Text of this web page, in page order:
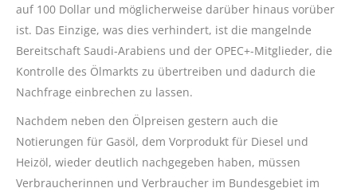
auf 100 Dollar und möglicherweise darüber hinaus vorüber
ist. Das Einzige, was dies verhindert, ist die mangelnde
Bereitschaft Saudi-Arabiens und der OPEC+-Mitglieder, die
Kontrolle des Ölmarkts zu übertreiben und dadurch die
Nachfrage einbrechen zu lassen.
Nachdem neben den Ölpreisen gestern auch die
Notierungen für Gasöl, dem Vorprodukt für Diesel und
Heizöl, wieder deutlich nachgegeben haben, müssen
Verbraucherinnen und Verbraucher im Bundesgebiet im